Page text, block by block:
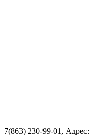
+7(863) 230-99-01 , Адрес: